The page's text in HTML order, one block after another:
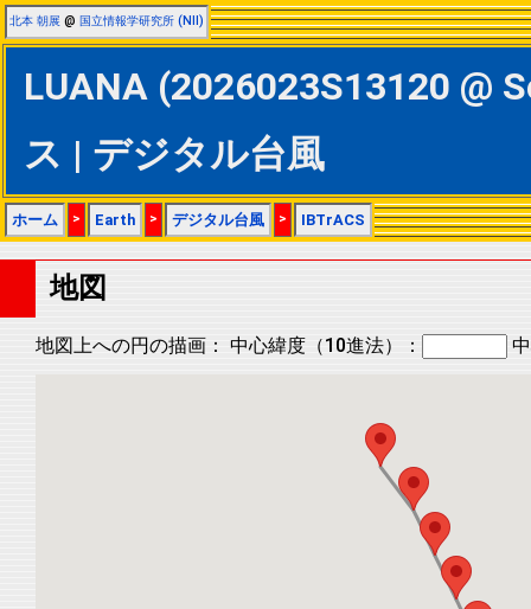
北本 朝展 @ 国立情報学研究所 (NII)
LUANA (2026023S13120 @
ス | デジタル台風
ホーム > Earth > デジタル台風 > IBTrACS
地図
地図上への円の描画： 中心緯度（10進法）：